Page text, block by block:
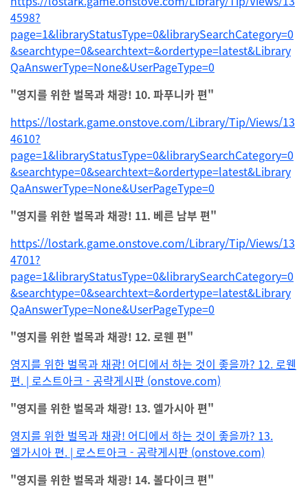
4598?
page=1&libraryStatusType=0&librarySearchCategory=0
&searchtype=0&searchtext=&ordertype=latest&Library
QaAnswerType=None&UserPageType=0
"영지를 위한 벌목과 채광! 10. 파푸니카 편"
https://lostark.game.onstove.com/Library/Tip/Views/13
4610?
page=1&libraryStatusType=0&librarySearchCategory=0
&searchtype=0&searchtext=&ordertype=latest&Library
QaAnswerType=None&UserPageType=0
"영지를 위한 벌목과 채광! 11. 베른 남부 편"
https://lostark.game.onstove.com/Library/Tip/Views/13
4701?
page=1&libraryStatusType=0&librarySearchCategory=0
&searchtype=0&searchtext=&ordertype=latest&Library
QaAnswerType=None&UserPageType=0
"영지를 위한 벌목과 채광! 12. 로웬 편"
영지를 위한 벌목과 채광! 어디에서 하는 것이 좋을까? 12. 로웬
편. | 로스트아크 - 공략게시판 (onstove.com)
"영지를 위한 벌목과 채광! 13. 엘가시아 편"
영지를 위한 벌목과 채광! 어디에서 하는 것이 좋을까? 13.
엘가시아 편. | 로스트아크 - 공략게시판 (onstove.com)
"영지를 위한 벌목과 채광! 14. 볼다이크 편"